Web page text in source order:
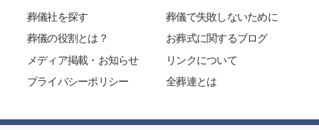
葬儀社を探す
葬儀で失敗しないために
葬儀の役割とは？
お葬式に関するブログ
メディア掲載・お知らせ
リンクについて
プライバシーポリシー
全葬連とは